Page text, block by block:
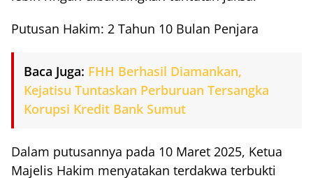
Putusan Hakim: 2 Tahun 10 Bulan Penjara
Baca Juga: FHH Berhasil Diamankan,
Kejatisu Tuntaskan Perburuan Tersangka
Korupsi Kredit Bank Sumut
Dalam putusannya pada 10 Maret 2025, Ketua
Majelis Hakim menyatakan terdakwa terbukti